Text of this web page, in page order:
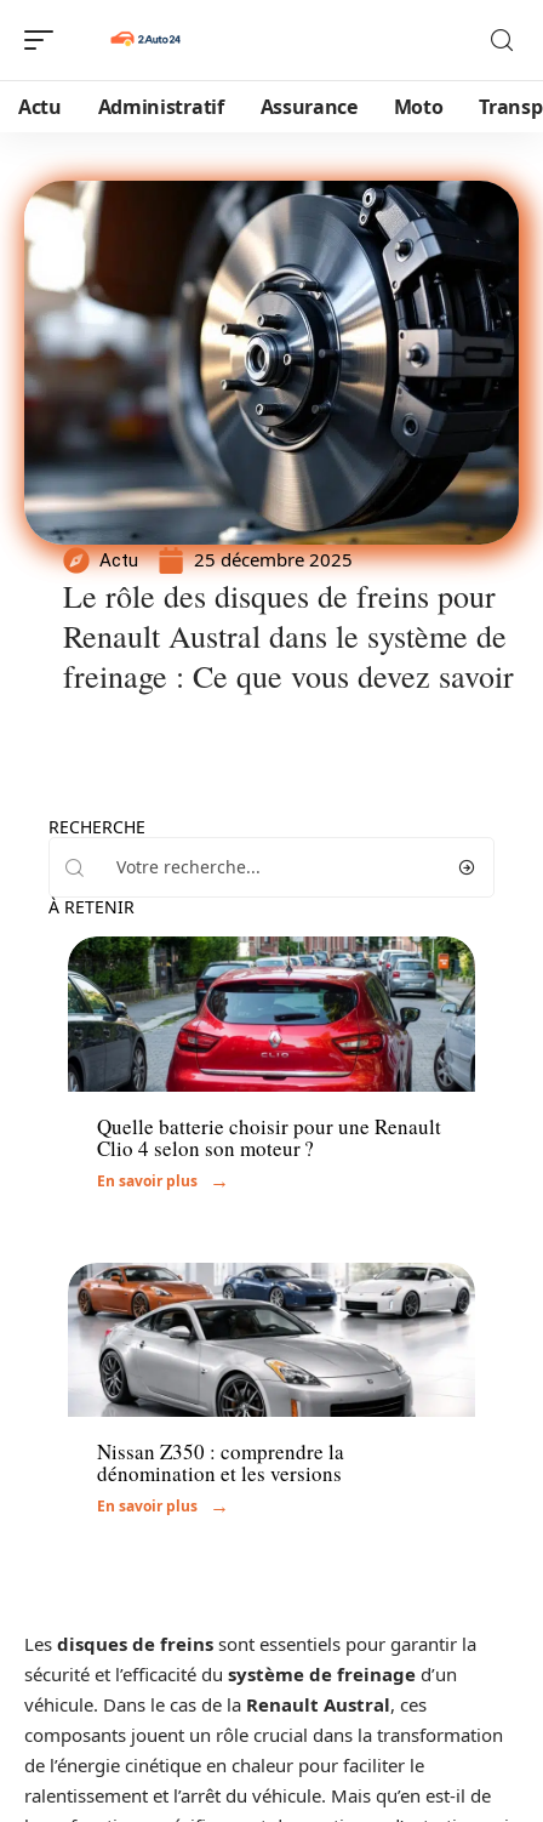
Actu Administratif Assurance Moto
Actu 25 décembre 2025
Le rôle des disques de freins pour
Renault Austral dans le système de
freinage : Ce que vous devez savoir
RECHERCHE
À RETENIR
Quelle batterie choisir pour une Renault
Clio 4 selon son moteur ?
En savoir plus
Actu
Nissan Z350 : comprendre la
dénomination et les versions
En savoir plus
Les disques de freins sont essentiels pour garantir la
sécurité et l’efficacité du système de freinage d’un
véhicule. Dans le cas de la Renault Austral, ces
composants jouent un rôle crucial dans la transformation
de l’énergie cinétique en chaleur pour faciliter le
ralentissement et l’arrêt du véhicule. Mais qu’en est-il de